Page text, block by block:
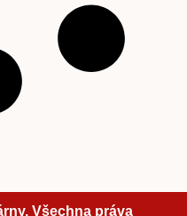
Všechna práva